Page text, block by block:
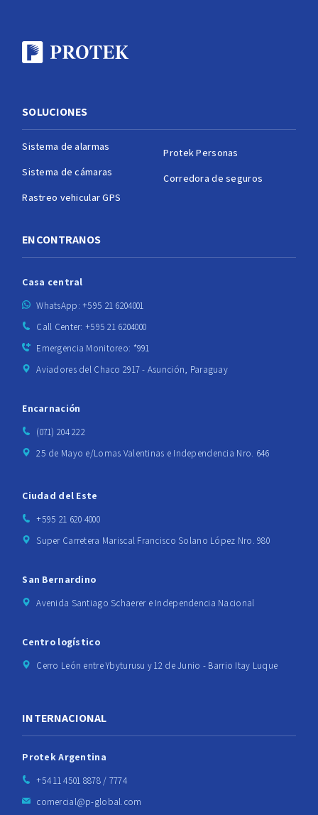
SOLUCIONES
Sistema de alarmas
Sistema de cámaras
Rastreo vehicular GPS
Protek Personas
Corredora de seguros
ENCONTRANOS
Casa central
WhatsApp: +595 21 6204001
Call Center: +595 21 6204000
Emergencia Monitoreo: *991
Aviadores del Chaco 2917 - Asunción, Paraguay
Encarnación
(071) 204 222
25 de Mayo e/Lomas Valentinas e Independencia Nro. 646
Ciudad del Este
+595 21 620 4000
Super Carretera Mariscal Francisco Solano López Nro. 980
San Bernardino
Avenida Santiago Schaerer e Independencia Nacional
Centro logístico
Cerro León entre Ybyturusu y 12 de Junio - Barrio Itay Luque
INTERNACIONAL
Protek Argentina
+54 11 4501 8878 / 7774
comercial@p-global.com